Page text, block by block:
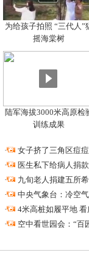
为给孩子拍照 “三代人”
摇海棠树
陆军海拔3000米高原检
训练成果
·
女子挤了三角区痘
·
医生私下给病人捐
·
九旬老人捐建五所
·
中央气象台：冷空
·
4米高桩如履平地
·
空中看世园会：“百